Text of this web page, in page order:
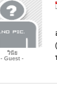
วินัย
- Guest -